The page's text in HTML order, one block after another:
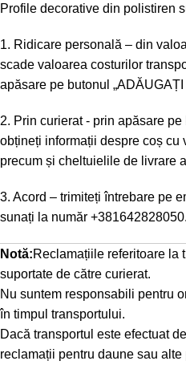
Profile decorative din polistiren
1. Ridicare personală – din
scade valoarea costurilor
apăsare pe butonul
2. Prin curierat - prin apăsare
obțineți informații despre coș cu
precum și cheltuielile de livrare
3. Acord – trimiteți întrebare pe
sunați la număr +381642828050.
Notă:Reclamațiile referitoare la
suportate de către curierat.
Nu suntem responsabili pentru
în timpul transportului.
Dacă transportul este efectuat
reclamații pentru daune sau alte